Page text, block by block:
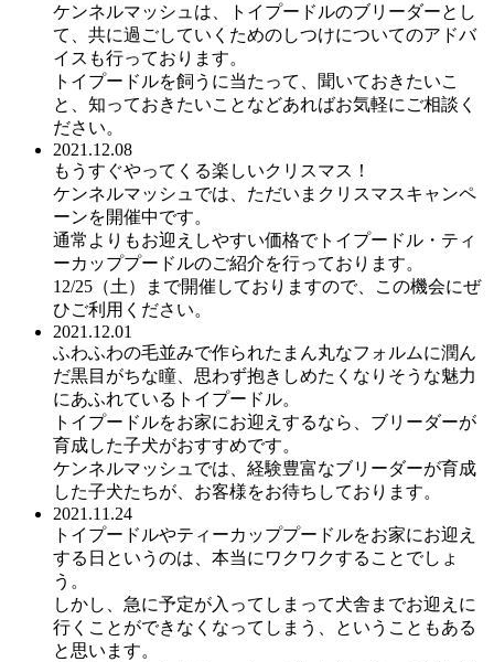
ケンネルマッシュは、トイプードルのブリーダーとし
て、共に過ごしていくためのしつけについてのアドバ
イスも行っております。
トイプードルを飼うに当たって、聞いておきたいこ
と、知っておきたいことなどあればお気軽にご相談く
ださい。
2021.12.08
もうすぐやってくる楽しいクリスマス！
ケンネルマッシュでは、ただいまクリスマスキャンペ
ーンを開催中です。
通常よりもお迎えしやすい価格でトイプードル・ティ
ーカッププードルのご紹介を行っております。
12/25（土）まで開催しておりますので、この機会にぜ
ひご利用ください。
2021.12.01
ふわふわの毛並みで作られたまん丸なフォルムに潤ん
だ黒目がちな瞳、思わず抱きしめたくなりそうな魅力
にあふれているトイプードル。
トイプードルをお家にお迎えするなら、ブリーダーが
育成した子犬がおすすめです。
ケンネルマッシュでは、経験豊富なブリーダーが育成
した子犬たちが、お客様をお待ちしております。
2021.11.24
トイプードルやティーカッププードルをお家にお迎え
する日というのは、本当にワクワクすることでしょ
う。
しかし、急に予定が入ってしまって犬舎までお迎えに
行くことができなくなってしまう、ということもある
と思います。